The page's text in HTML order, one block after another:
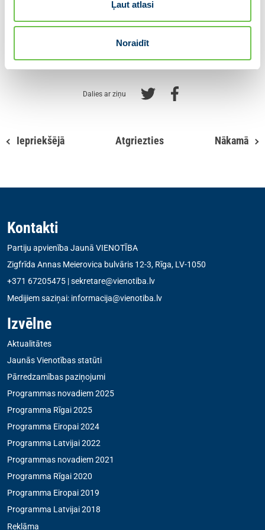
Ļaut atlasi
Noraidīt
paredzēts papildus finansējums.
Autore: Karina Ploka
Dalies ar ziņu
Iepriekšējā Atgriezties Nākamā
Kontakti
Partiju apvienība Jaunā VIENOTĪBA
Zigfrīda Annas Meierovica bulvāris 12-3, Rīga, LV-1050
+371 67205475 |sekretare@vienotiba.lv
Medijiem saziņai: informacija@vienotiba.lv
Izvēlne
Aktualitātes
Jaunās Vienotības statūti
Pārredzamības paziņojumi
Programmas novadiem 2025
Programma Rīgai 2025
Programma Eiropai 2024
Programma Latvijai 2022
Programmas novadiem 2021
Programma Rīgai 2020
Programma Eiropai 2019
Programma Latvijai 2018
Reklāma